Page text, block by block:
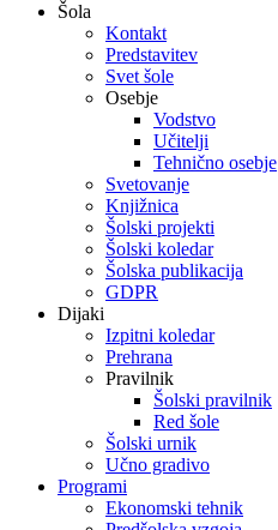
Šola
Kontakt
Predstavitev
Svet šole
Osebje
Vodstvo
Učitelji
Tehnično osebje
Svetovanje
Knjižnica
Šolski projekti
Šolski koledar
Šolska publikacija
GDPR
Dijaki
Izpitni koledar
Prehrana
Pravilnik
Šolski pravilnik
Red šole
Šolski urnik
Učno gradivo
Programi
Ekonomski tehnik